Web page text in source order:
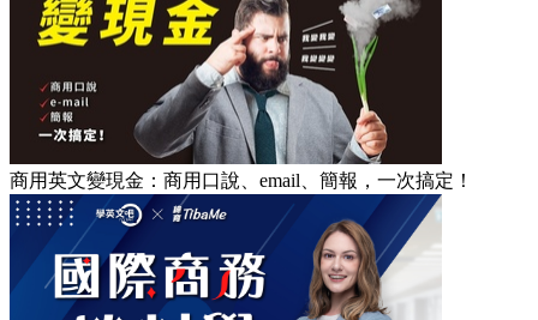
商用英文變現金：商用口說、email、簡報，一次搞定！